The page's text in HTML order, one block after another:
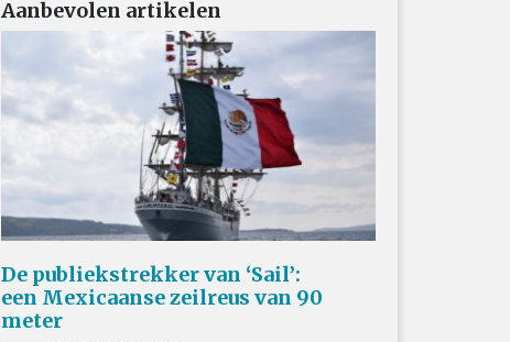
Aanbevolen artikelen
De publiekstrekker van ‘Sail’:
een Mexicaanse zeilreus van 90
meter